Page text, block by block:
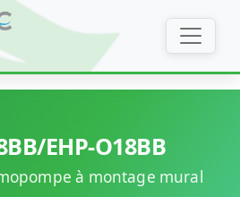
EHP-O18BB
à montage mural